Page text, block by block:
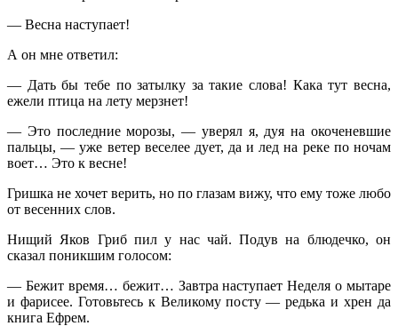
— Весна наступает!
А он мне ответил:
— Дать бы тебе по затылку за такие слова! Кака тут весна,
ежели птица на лету мерзнет!
— Это последние морозы, — уверял я, дуя на окоченевшие
пальцы, — уже ветер веселее дует, да и лед на реке по ночам
воет… Это к весне!
Гришка не хочет верить, но по глазам вижу, что ему тоже любо
от весенних слов.
Нищий Яков Гриб пил у нас чай. Подув на блюдечко, он
сказал поникшим голосом:
— Бежит время… бежит… Завтра наступает Неделя о мытаре
и фарисее. Готовьтесь к Великому посту — редька и хрен да
книга Ефрем.